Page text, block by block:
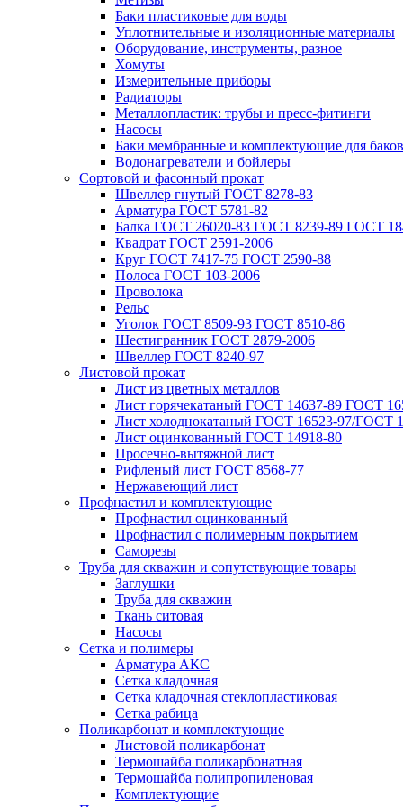
Баки пластиковые для воды
Уплотнительные и изоляционные материалы
Оборудование, инструменты, разное
Хомуты
Измерительные приборы
Радиаторы
Металлопластик: трубы и пресс-фитинги
Насосы
Баки мембранные и комплектующие для баков
Водонагреватели и бойлеры
Сортовой и фасонный прокат
Швеллер гнутый ГОСТ 8278-83
Арматура ГОСТ 5781-82
Балка ГОСТ 26020-83 ГОСТ 8239-89 ГОСТ
Квадрат ГОСТ 2591-2006
Круг ГОСТ 7417-75 ГОСТ 2590-88
Полоса ГОСТ 103-2006
Проволока
Рельс
Уголок ГОСТ 8509-93 ГОСТ 8510-86
Шестигранник ГОСТ 2879-2006
Швеллер ГОСТ 8240-97
Листовой прокат
Лист из цветных металлов
Лист горячекатаный ГОСТ 14637-89 ГОСТ
Лист холоднокатаный ГОСТ 16523-97/ГОСТ
Лист оцинкованный ГОСТ 14918-80
Просечно-вытяжной лист
Рифленый лист ГОСТ 8568-77
Нержавеющий лист
Профнастил и комплектующие
Профнастил оцинкованный
Профнастил с полимерным покрытием
Саморезы
Труба для скважин и сопутствующие товары
Заглушки
Труба для скважин
Ткань ситовая
Насосы
Сетка и полимеры
Арматура АКС
Сетка кладочная
Сетка кладочная стеклопластиковая
Сетка рабица
Поликарбонат и комплектующие
Листовой поликарбонат
Термошайба поликарбонатная
Термошайба полипропиленовая
Комплектующие